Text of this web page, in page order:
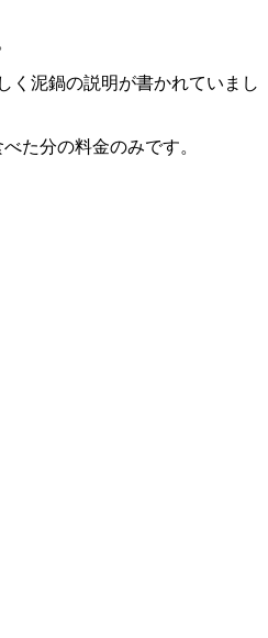
く泥鍋の説明が書かれていまし
た分の料金のみです。